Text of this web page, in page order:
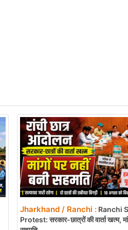
Jharkhand / Ranchi : Ranchi
Protest: सरकार-छात्रों की वार्ता खत्म,